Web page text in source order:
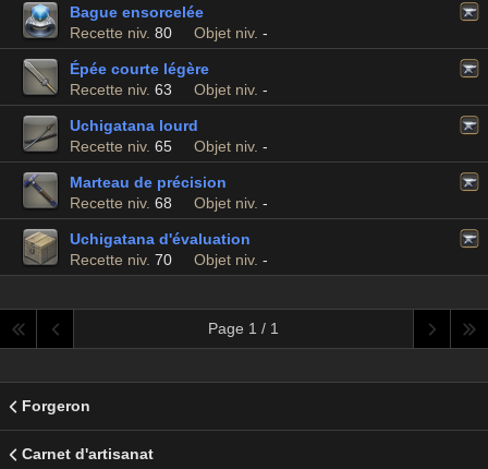
Bague ensorcelée
Recette niv. 80 Objet niv. -
Épée courte légère
Recette niv. 63 Objet niv. -
Uchigatana lourd
Recette niv. 65 Objet niv. -
Marteau de précision
Recette niv. 68 Objet niv. -
Uchigatana d'évaluation
Recette niv. 70 Objet niv. -
Page 1 / 1
Forgeron
Carnet d'artisanat